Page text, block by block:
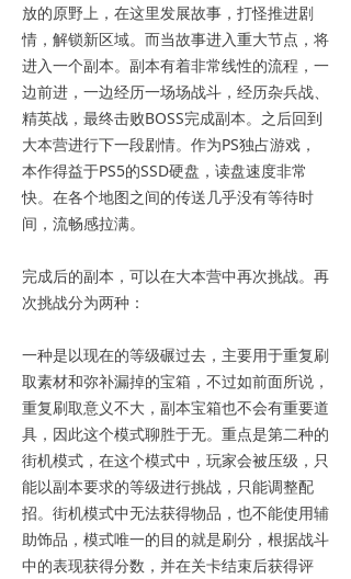
放的原野上，在这里发展故事，打怪推进剧
情，解锁新区域。而当故事进入重大节点，将
进入一个副本。副本有着非常线性的流程，一
边前进，一边经历一场场战斗，经历杂兵战、
精英战，最终击败BOSS完成副本。之后回到
大本营进行下一段剧情。作为PS独占游戏，
本作得益于PS5的SSD硬盘，读盘速度非常
快。在各个地图之间的传送几乎没有等待时
间，流畅感拉满。
完成后的副本，可以在大本营中再次挑战。再
次挑战分为两种：
一种是以现在的等级碾过去，主要用于重复刷
取素材和弥补漏掉的宝箱，不过如前面所说，
重复刷取意义不大，副本宝箱也不会有重要道
具，因此这个模式聊胜于无。重点是第二种的
街机模式，在这个模式中，玩家会被压级，只
能以副本要求的等级进行挑战，只能调整配
招。街机模式中无法获得物品，也不能使用辅
助饰品，模式唯一的目的就是刷分，根据战斗
中的表现获得分数，并在关卡结束后获得评